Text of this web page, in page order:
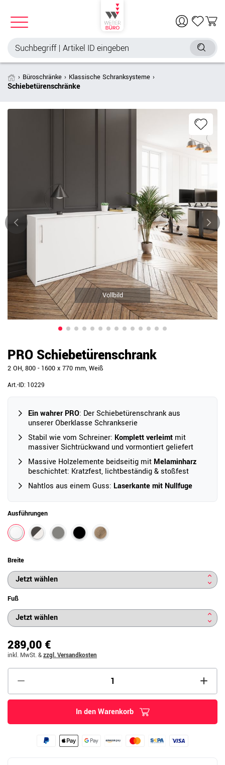
Büroschränke Klassische Schranksysteme
Schiebetürenschränke
Vollbild
PRO Schiebetürenschrank
2 OH, 800 - 1600 x 770 mm, Weiß
Art.-ID: 10229
Ein wahrer PRO: Der Schiebetürenschrank aus
unserer Oberklasse Schrankserie
Stabil wie vom Schreiner: Komplett verleimt mit
massiver Sichtrückwand und vormontiert geliefert
Massive Holzelemente beidseitig mit Melaminharz
beschichtet: Kratzfest, lichtbeständig & stoßfest
Nahtlos aus einem Guss: Laserkante mit Nullfuge
Ausführungen
Breite
Fuß
289,00 €
inkl. MwSt. &zzgl. Versandkosten
In den Warenkorb